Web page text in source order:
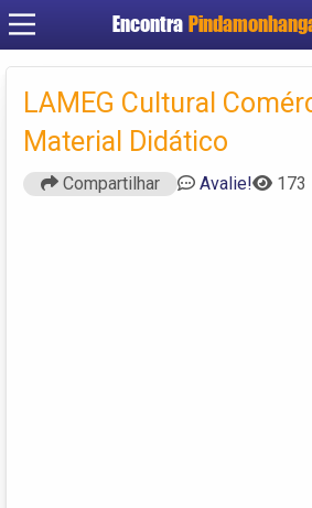
Encontra
Cadastrar
Criar conta
LAMEG Cultural
Material Didático
Compartilhar Avalie! 173